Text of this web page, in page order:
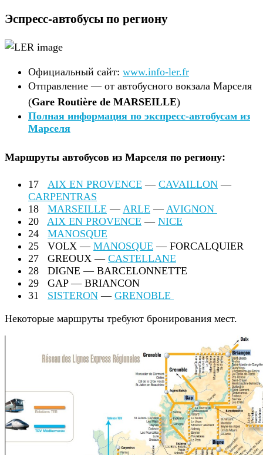
Эспресс-автобусы по региону
Официальный сайт: www.info-ler.fr
Отправление — от автобусного вокзала Марселя
(Gare Routière de MARSEILLE)
Полная информация по экспресс-автобусам из
Марселя
Маршруты автобусов из Марселя по региону:
17 AIX EN PROVENCE — CAVAILLON —
CARPENTRAS
18 MARSEILLE —ARLE —AVIGNON
20 AIX EN PROVENCE — NICE
24 MANOSQUE
25 VOLX — MANOSQUE — FORCALQUIER
27 GREOUX — CASTELLANE
28 DIGNE — BARCELONNETTE
29 GAP — BRIANCON
31 SISTERON — GRENOBLE
Некоторые маршруты требуют бронирования мест.